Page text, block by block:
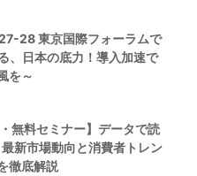
28 東京国際フォーラムで
、日本の底力！導入加速で
を～
無料セミナー】データで読
新市場動向と消費者トレン
徹底解説